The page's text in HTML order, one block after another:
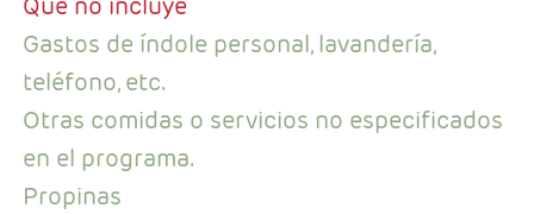
Qué no incluye
Gastos de índole personal, lavandería,
teléfono, etc.
Otras comidas o servicios no especificados
en el programa.
Propinas